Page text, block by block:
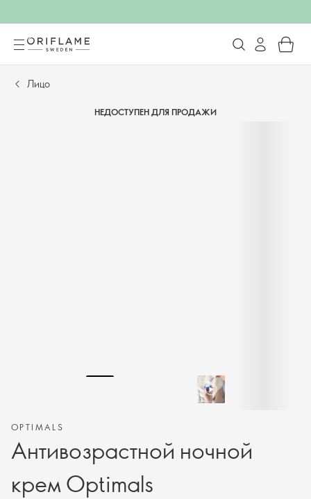
Лицо
НЕДОСТУПЕН ДЛЯ ПРОДАЖИ
OPTIMALS
Антивозрастной ночной
крем Optimals